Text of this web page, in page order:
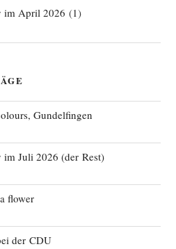
im April 2026 (1)
Gundelfingen
im Juli 2026 (der Rest)
flower
der CDU